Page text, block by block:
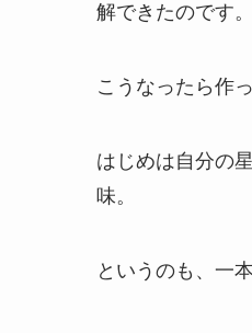
解できたのです。
こうなったら作
はじめは自分の
味。
というのも、一